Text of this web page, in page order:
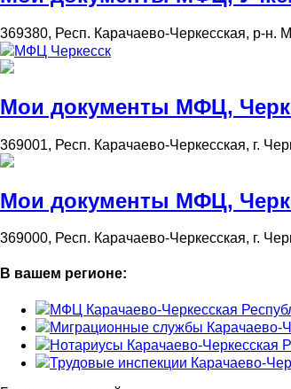
369380, Респ. Карачаево-Черкесская, р-н.
МФЦ Черкесск
Мои документы МФЦ,
369001, Респ. Карачаево-Черкесская, г.
Мои документы МФЦ,
369000, Респ. Карачаево-Черкесская, г.
В вашем регионе:
МФЦ Карачаево-Черкесская
Миграционные службы Карачаево-
Нотариусы Карачаево-Черкесская
Трудовые инспекции Карачаево-